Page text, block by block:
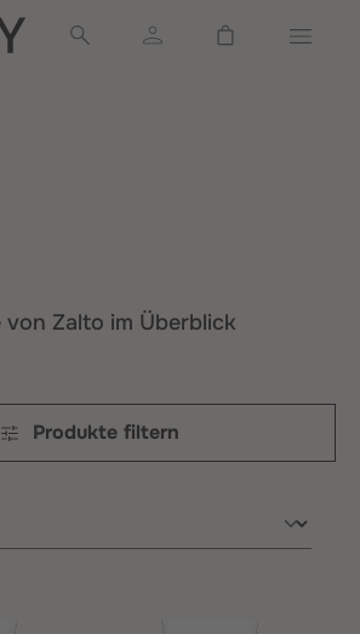
Warenkorb
von Zalto im Überblick
Produkte filtern